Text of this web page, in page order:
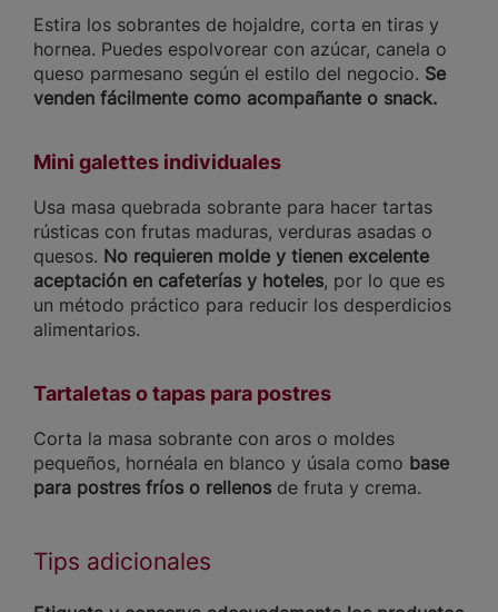
Estira los sobrantes de hojaldre, corta en tiras y
hornea. Puedes espolvorear con azúcar, canela o
queso parmesano según el estilo del negocio. Se
venden fácilmente como acompañante o snack.
Mini galettes individuales
Usa masa quebrada sobrante para hacer tartas
rústicas con frutas maduras, verduras asadas o
quesos. No requieren molde y tienen excelente
aceptación en cafeterías y hoteles, por lo que es
un método práctico para reducir los desperdicios
alimentarios.
Tartaletas o tapas para postres
Corta la masa sobrante con aros o moldes
pequeños, hornéala en blanco y úsala como base
para postres fríos o rellenos de fruta y crema.
Tips adicionales